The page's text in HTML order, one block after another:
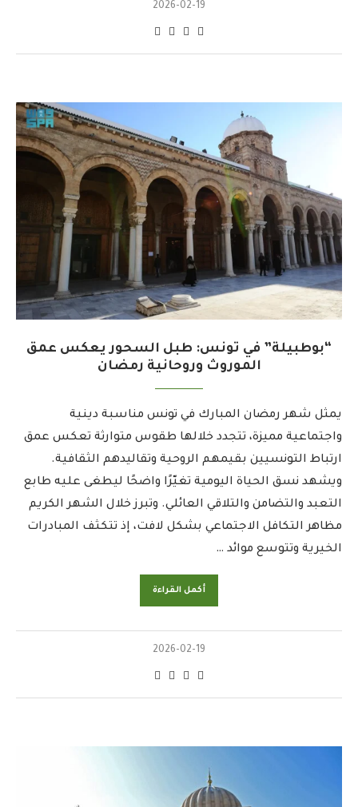
2026-02-19
“بوطبيلة” في تونس: طبل السحور يعكس عمق
الموروث وروحانية رمضان
يمثل شهر رمضان المبارك في تونس مناسبة دينية
واجتماعية مميزة، تتجدد خلالها طقوس متوارثة تعكس عمق
ارتباط التونسيين بقيمهم الروحية وتقاليدهم الثقافية.
ويشهد نسق الحياة اليومية تغيّرًا واضحًا ليطغى عليه طابع
التعبد والتضامن والتلاقي العائلي. وتبرز خلال الشهر الكريم
مظاهر التكافل الاجتماعي بشكل لافت، إذ تتكثف المبادرات
الخيرية وتتوسع موائد …
أكمل القراءة
2026-02-19